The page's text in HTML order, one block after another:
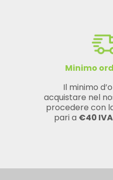
Minimo
Il minimo
acquistare nel
procedere con
pari a €40